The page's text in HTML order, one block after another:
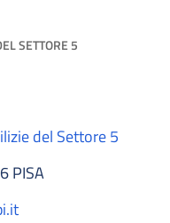
SETTORE 5
del Settore 5
PISA